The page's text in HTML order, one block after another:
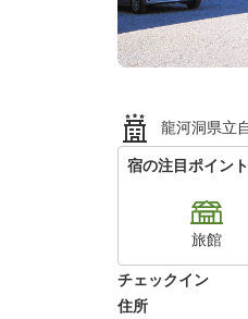
龍河洞県立
宿の注目ポイント
旅館
チェックイン
住所